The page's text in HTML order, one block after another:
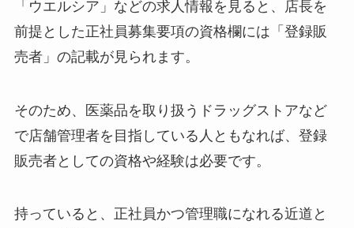
「ウエルシア」などの求人情報を見ると、店長を
前提とした正社員募集要項の資格欄には「登録販
売者」の記載が見られます。
そのため、医薬品を取り扱うドラッグストアなど
で店舗管理者を目指している人ともなれば、登録
販売者としての資格や経験は必要です。
持っていると、正社員かつ管理職になれる近道と